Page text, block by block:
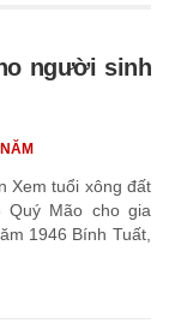
người sinh
Xem tuổi xông đất
Quý Mão cho gia
1946 Bính Tuất,